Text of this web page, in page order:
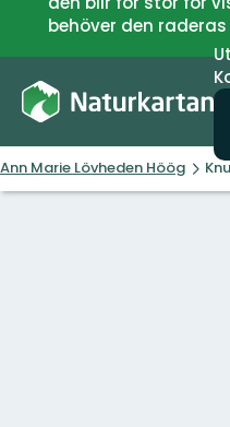
behöver den
Ann Marie Lövheden Höög